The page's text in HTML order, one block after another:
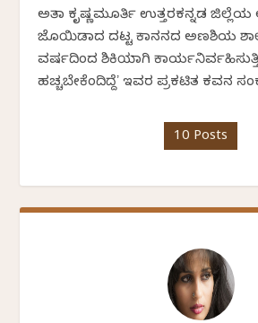
ಅಕ್ಷತಾ ಕೃಷ್ಣಮೂರ್ತಿ ಉತ್ತರಕನ್ನಡ
ಜೊಯಿಡಾದ ದಟ್ಟ ಕಾನನದ ಅಣಶಿಯ
ವರ್ಷದಿಂದ ಶಿಕ್ಷಕಿಯಾಗಿ
ಹಚ್ಚಬೇಕೆಂದಿದ್ದೆʼ ಇವರ ಪ್ರಕಟಿತ ಕವನ
10 Posts